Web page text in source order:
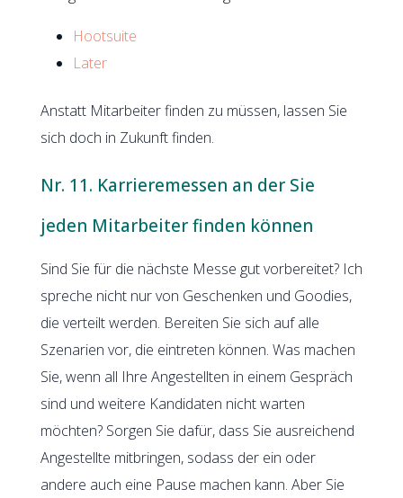
Hootsuite
Later
Anstatt Mitarbeiter finden zu müssen, lassen Sie
sich doch in Zukunft finden.
Nr. 11. Karrieremessen an der Sie
jeden Mitarbeiter finden können
Sind Sie für die nächste Messe gut vorbereitet? Ich
spreche nicht nur von Geschenken und Goodies,
die verteilt werden. Bereiten Sie sich auf alle
Szenarien vor, die eintreten können. Was machen
Sie, wenn all Ihre Angestellten in einem Gespräch
sind und weitere Kandidaten nicht warten
möchten? Sorgen Sie dafür, dass Sie ausreichend
Angestellte mitbringen, sodass der ein oder
andere auch eine Pause machen kann. Aber Sie